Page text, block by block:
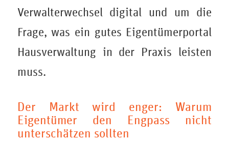
Verwalterwechsel digital und um die
Frage, was ein gutes Eigentümerportal
Hausverwaltung in der Praxis leisten
muss.
Der Markt wird enger: Warum
Eigentümer den Engpass nicht
unterschätzen sollten